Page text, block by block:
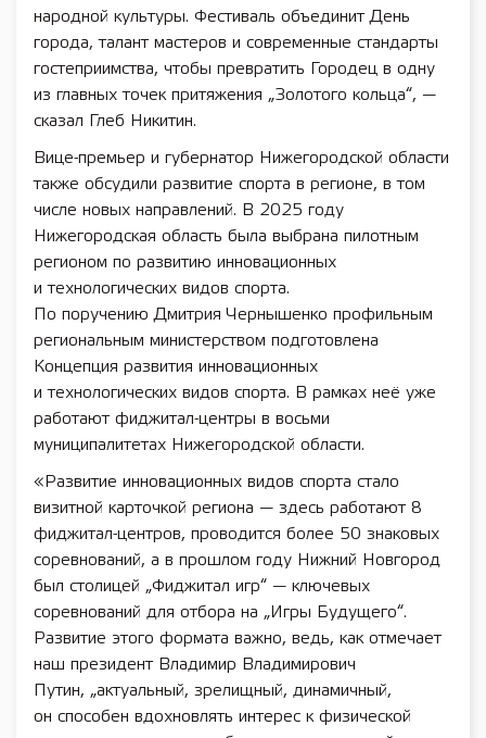
народной культуры. Фестиваль объединит День
города, талант мастеров и современные стандарты
гостеприимства, чтобы превратить Городец в одну
из главных точек притяжения „Золотого кольца“, —
сказал Глеб Никитин.
Вице-премьер и губернатор Нижегородской области
также обсудили развитие спорта в регионе, в том
числе новых направлений. В 2025 году
Нижегородская область была выбрана пилотным
регионом по развитию инновационных
и технологических видов спорта.
По поручению Дмитрия Чернышенко профильным
региональным министерством подготовлена
Концепция развития инновационных
и технологических видов спорта. В рамках неё уже
работают фиджитал-центры в восьми
муниципалитетах Нижегородской области.
«Развитие инновационных видов спорта стало
визитной карточкой региона — здесь работают 8
фиджитал-центров, проводится более 50 знаковых
соревнований, а в прошлом году Нижний Новгород
был столицей „Фиджитал игр“ — ключевых
соревнований для отбора на „Игры Будущего“.
Развитие этого формата важно, ведь, как отмечает
наш президент Владимир Владимирович
Путин, „актуальный, зрелищный, динамичный,
он способен вдохновлять интерес к физической